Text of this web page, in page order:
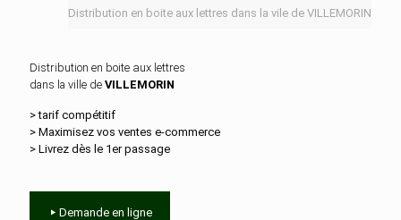
Distribution en boite aux lettres dans la vile de VILLEMORIN
Distribution en boite aux lettres
dans la ville de VILLEMORIN
> tarif compétitif
> Maximisez vos ventes e‑commerce
> Livrez dès le 1er passage
Demande en ligne